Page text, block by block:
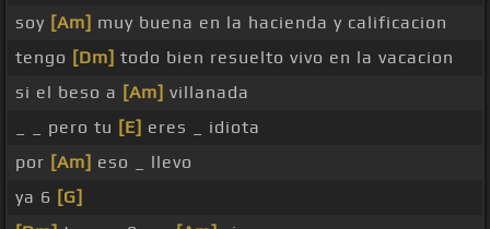
soy [Am] muy buena en la hacienda y calificacion
tengo [Dm] todo bien resuelto vivo en la vacacion
si el beso a [Am] villanada
_ _ pero tu [E] eres _ idiota
por [Am] eso _ llevo
ya 6 [G]